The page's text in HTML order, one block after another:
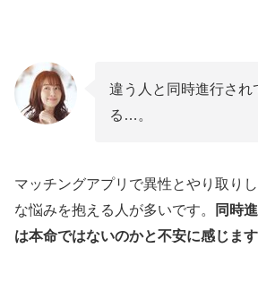
違う人と同時進行され
る…。
マッチングアプリで異性とやり取り
な悩みを抱える人が多いです。
同時
は本命ではないのかと不安に感じます